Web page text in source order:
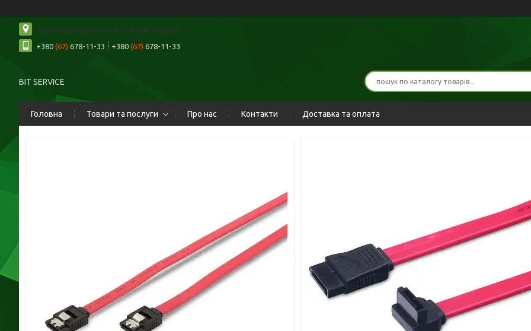
Туган-Барановського 4/1, Львів, Україна
+380 (67) 678-11-33 +380 (67) 678-11-33
BIT SERVICE
Головна Товари та послуги Про нас Контакти Доставка та оплата